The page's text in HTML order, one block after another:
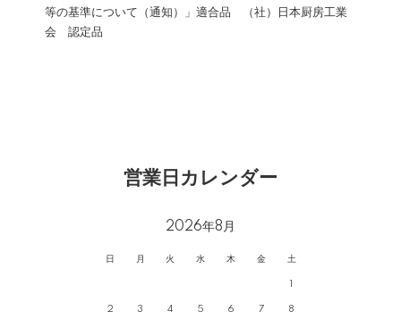
等の基準について（通知）」適合品 （社）日本厨房工業
会 認定品
営業日カレンダー
2026年8月
日 月 火 水 木 金 土
1
2 3 4 5 6 7 8